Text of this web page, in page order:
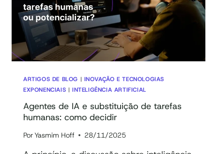
ARTIGOS DE BLOG | INOVAÇÃO E TECNOLOGIAS
EXPONENCIAIS |INTELIGÊNCIA ARTIFICIAL
Agentes de IA e substituição de tarefas
humanas: como decidir
Por Yasmim Hoff 28/11/2025